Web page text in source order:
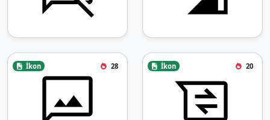
İkon 28 İkon 20